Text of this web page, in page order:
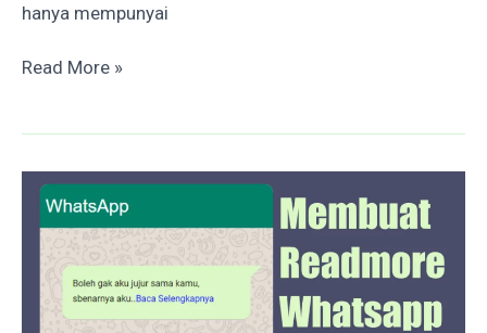
hanya mempunyai
Apakah
AMD
Read More »